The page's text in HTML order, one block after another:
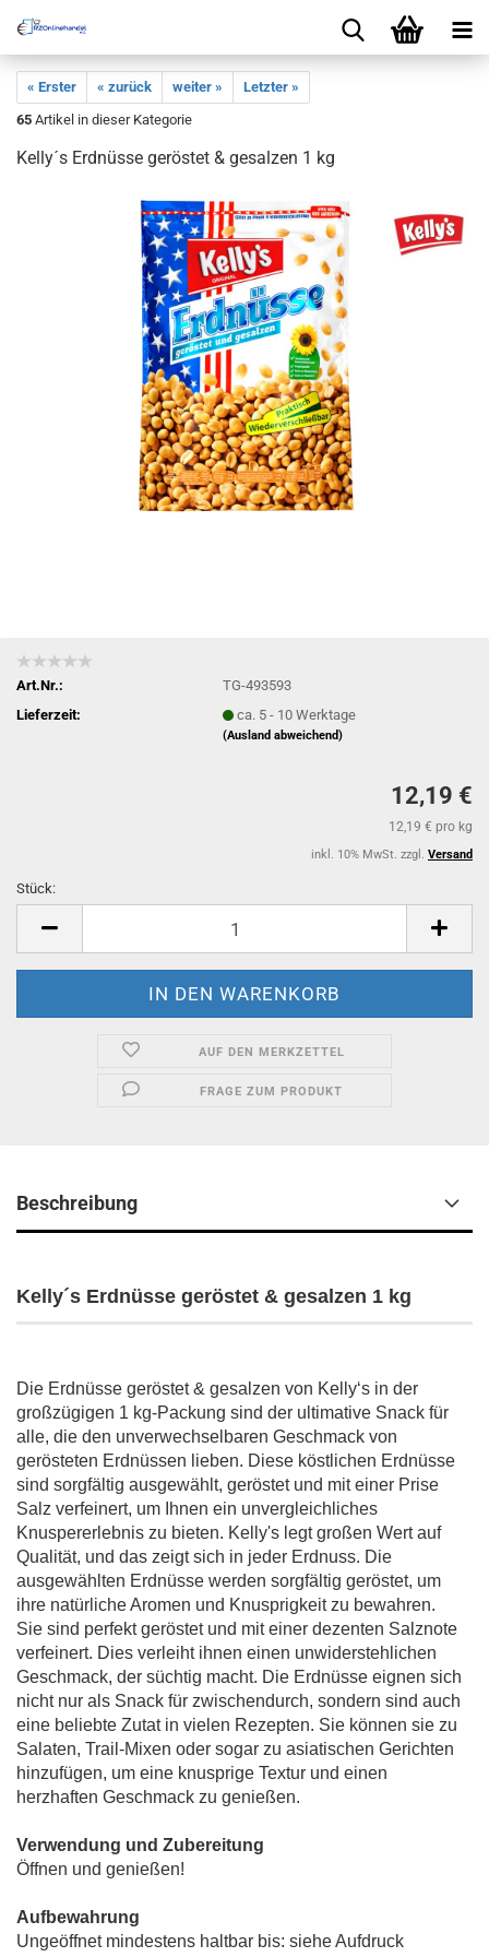
« Erster « zurück weiter »
Letzter »
65 Artikel in dieser Kategorie
Kelly´s Erdnüsse geröstet & gesalzen 1 kg
Art.Nr.:
TG-493593
Lieferzeit:
ca. 5 - 10 Werktage
(Ausland abweichend)
12,19 €
12,19 € pro kg
inkl. 10% MwSt. zzgl. Versand
Stück:
AUF DEN MERKZETTEL
FRAGE ZUM PRODUKT
Beschreibung
Kelly´s Erdnüsse geröstet & gesalzen 1 kg
Die Erdnüsse geröstet & gesalzen von Kelly‘s in der
großzügigen 1 kg-Packung sind der ultimative Snack für
alle, die den unverwechselbaren Geschmack von
gerösteten Erdnüssen lieben. Diese köstlichen Erdnüsse
sind sorgfältig ausgewählt, geröstet und mit einer Prise
Salz verfeinert, um Ihnen ein unvergleichliches
Knuspererlebnis zu bieten. Kelly's legt großen Wert auf
Qualität, und das zeigt sich in jeder Erdnuss. Die
ausgewählten Erdnüsse werden sorgfältig geröstet, um
ihre natürliche Aromen und Knusprigkeit zu bewahren.
Sie sind perfekt geröstet und mit einer dezenten Salznote
verfeinert. Dies verleiht ihnen einen unwiderstehlichen
Geschmack, der süchtig macht. Die Erdnüsse eignen sich
nicht nur als Snack für zwischendurch, sondern sind auch
eine beliebte Zutat in vielen Rezepten. Sie können sie zu
Salaten, Trail-Mixen oder sogar zu asiatischen Gerichten
hinzufügen, um eine knusprige Textur und einen
herzhaften Geschmack zu genießen.
Verwendung und Zubereitung
Öffnen und genießen!
Aufbewahrung
Ungeöffnet mindestens haltbar bis: siehe Aufdruck